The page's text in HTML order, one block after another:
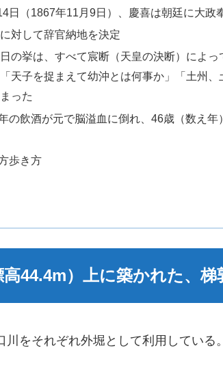
日（1867年11月9日）、慶喜は朝廷に大政
対して辞官納地を決定
の挙は、すべて宸断（天皇の決断）によっ
天子を捉まえて幼沖とは何事か」「土州
った
の飲酒が元で脳溢血に倒れ、46歳（数え年
歩き方
44.4m）上に築かれた、梯
をそれぞれ外堀として利用している。